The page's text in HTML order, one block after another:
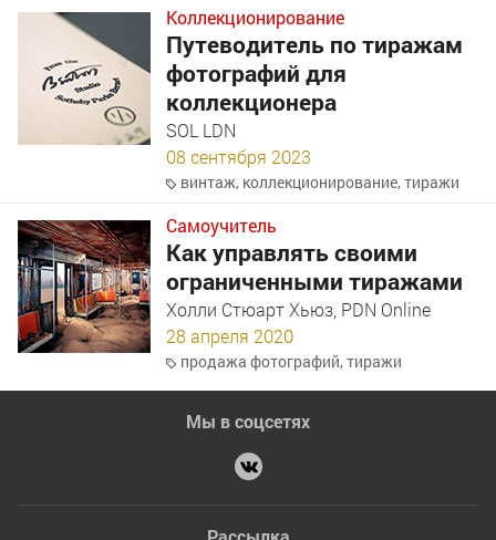
Коллекционирование
Путеводитель по тиражам
фотографий для
коллекционера
SOL LDN
08 сентября 2023
винтаж, коллекционирование,тиражи
Самоучитель
Как управлять своими
ограниченными тиражами
Холли Стюарт Хьюз, PDN Online
28 апреля 2020
продажа фотографий,тиражи
Мы в соцсетях